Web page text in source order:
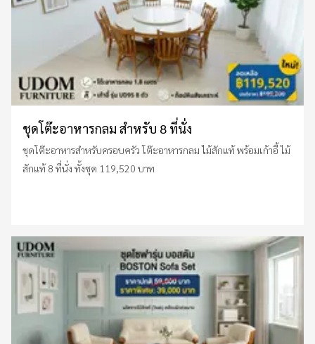
ชุดโต๊ะอาหารกลม สำหรับ 8 ที่นั่ง
ชุดโต๊ะอาหารสำหรับครอบครัว โต๊ะอาหารกลม ไม้สักแท้ พร้อมเก้าอี้ ไม้
สักแท้ 8 ที่นั่ง ทั้งชุด 119,520 บาท